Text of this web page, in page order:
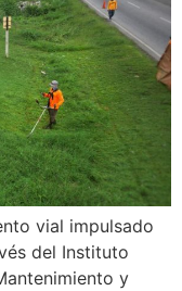
vial impulsado
del Instituto
y